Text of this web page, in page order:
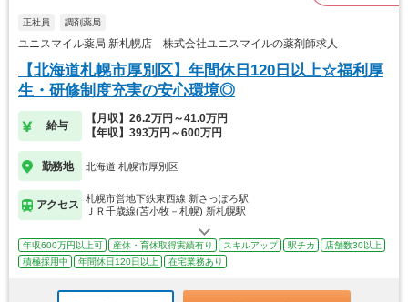
正社員 調剤薬局
ユニスマイル薬局 新札幌店 株式会社ユニスマイルの薬剤師求人
【北海道札幌市厚別区】年間休日120日以上☆福利厚
生・研修制度充実の安心環境◎
給与
【月収】26.2万円～41.0万円
【年収】393万円～600万円
勤務地 北海道 札幌市厚別区
アクセス
札幌市営地下鉄東西線 新さっぽろ駅
ＪＲ千歳線(苫小牧－札幌) 新札幌駅
年収600万円以上可 産休・育休取得実績有り スキルアップ 駅チカ
店舗数30以上
積極採用中
年間休日120日以上 在宅業務あり